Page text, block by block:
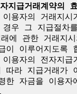
지급거래계약의
용자의 거래지시
우 그 지급절차
래에 관한 거래지
이 이루어지도록
용자의 전자지급
따라 지급거래가
한 자금을 이용자